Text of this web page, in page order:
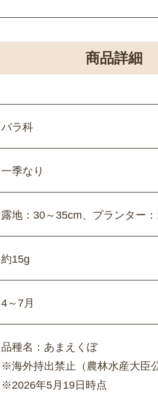
商品詳細
バラ科
一季なり
露地：30～35cm、プランター
約15g
4～7月
品種名：あまえくぼ
※海外持出禁止（農林水産大臣
※2026年5月19日時点